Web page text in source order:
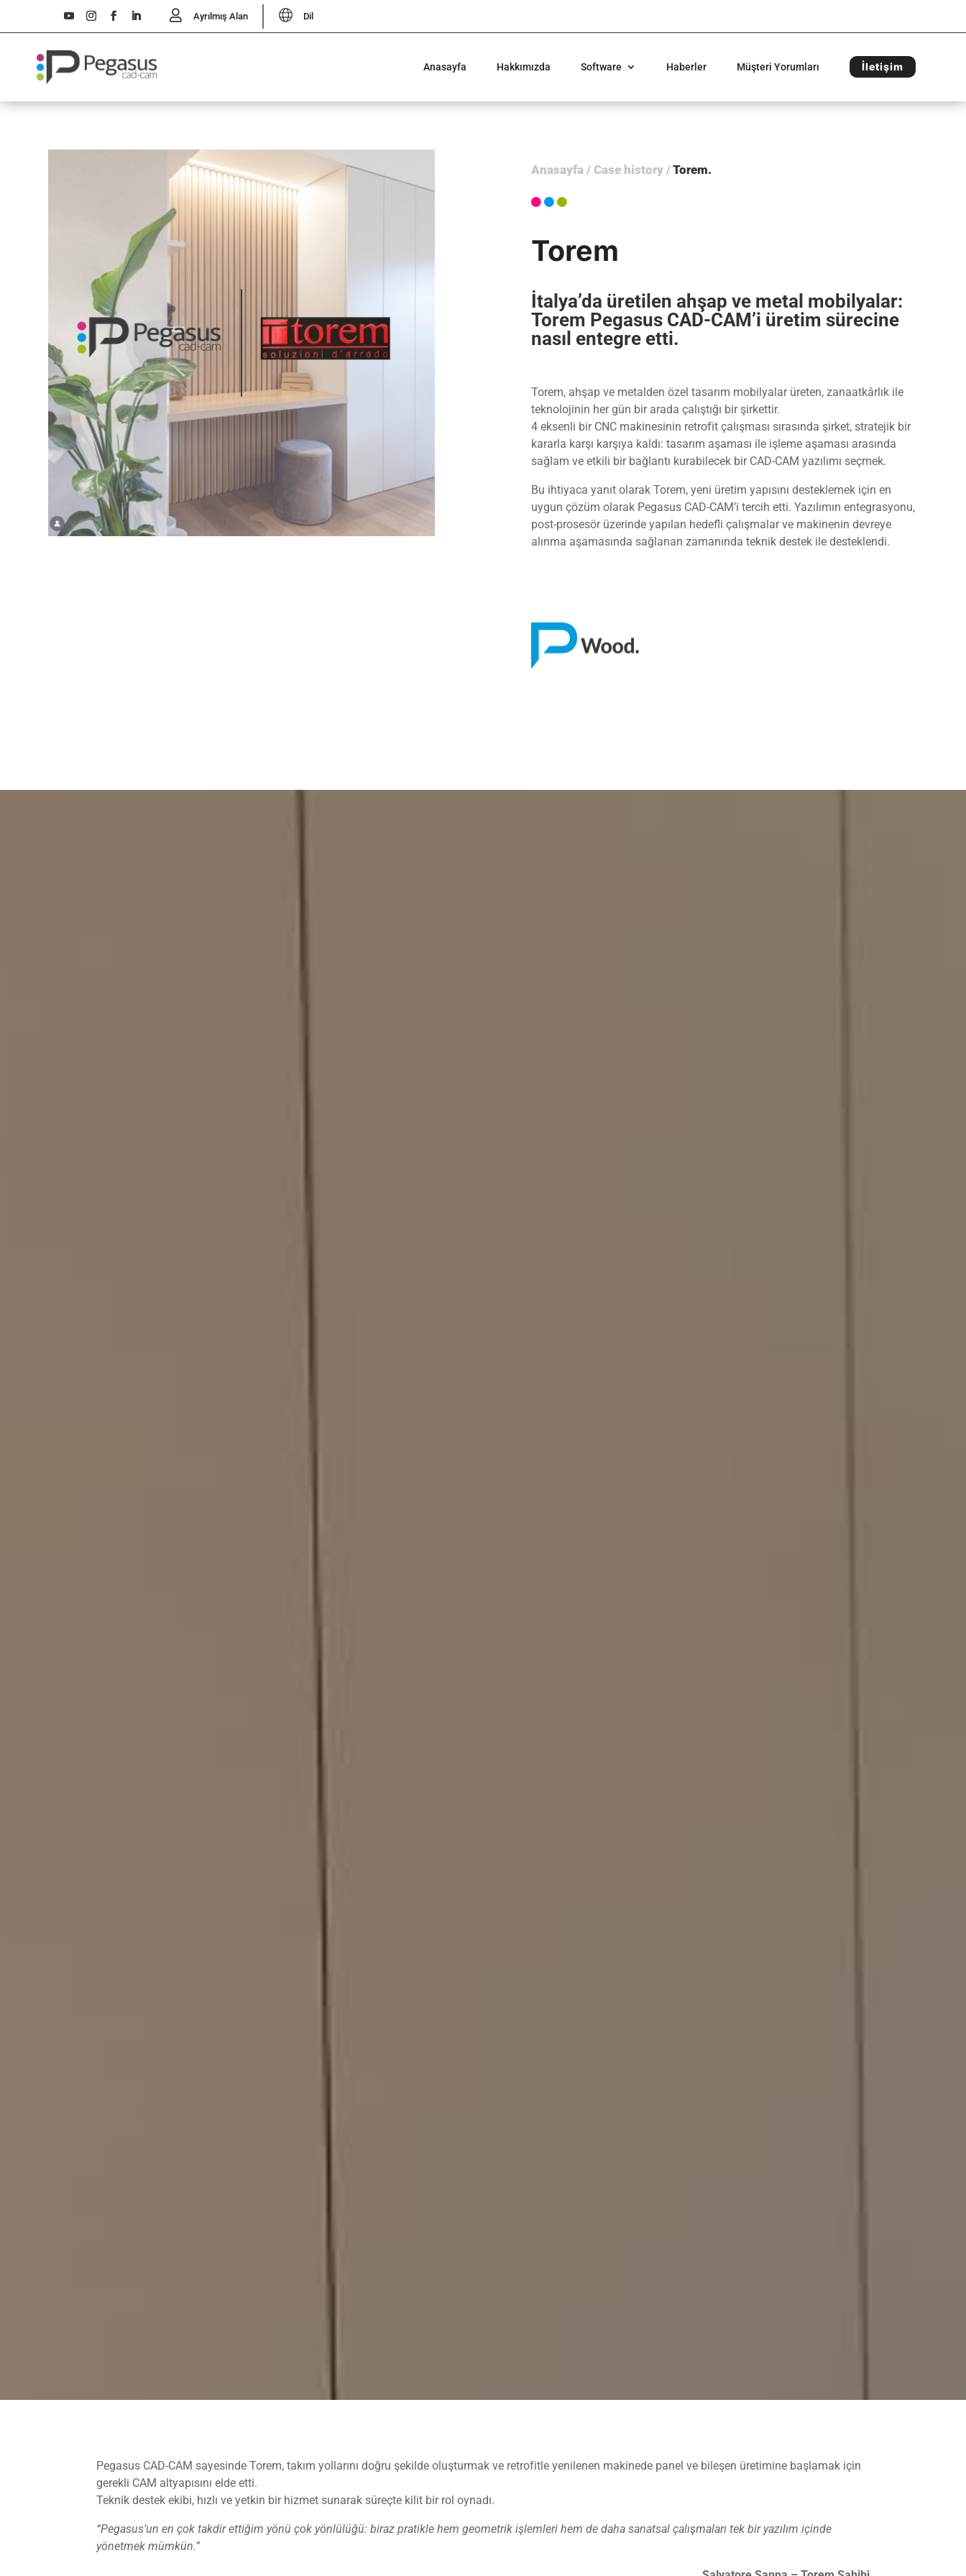
Ayrılmış Alan Dil
Türkçe
Anasayfa Hakkımızda Software Haberler Müşteri Yorumları İletişim
Anasayfa /Case history /Torem
Torem
İtalya’da üretilen ahşap ve metal mobilyalar:
Torem Pegasus CAD-CAM’i üretim sürecine
nasıl entegre etti.
Torem, ahşap ve metalden özel tasarım mobilyalar üreten, zanaatkârlık ile
teknolojinin her gün bir arada çalıştığı bir şirkettir.
4 eksenli bir CNC makinesinin retrofit çalışması sırasında şirket, stratejik bir
kararla karşı karşıya kaldı: tasarım aşaması ile işleme aşaması arasında
sağlam ve etkili bir bağlantı kurabilecek bir CAD-CAM yazılımı seçmek.
Bu ihtiyaca yanıt olarak Torem, yeni üretim yapısını desteklemek için en
uygun çözüm olarak Pegasus CAD-CAM’i tercih etti. Yazılımın entegrasyonu,
post-prosesör üzerinde yapılan hedefli çalışmalar ve makinenin devreye
alınma aşamasında sağlanan zamanında teknik destek ile desteklendi.
Pegasus CAD-CAM sayesinde Torem, takım yollarını doğru şekilde oluşturmak ve retrofitle yenilenen makinede panel ve bileşen üretimine başlamak için
gerekli CAM altyapısını elde etti.
Teknik destek ekibi, hızlı ve yetkin bir hizmet sunarak süreçte kilit bir rol oynadı.
“Pegasus’un en çok takdir ettiğim yönü çok yönlülüğü: biraz pratikle hem geometrik işlemleri hem de daha sanatsal çalışmaları tek bir yazılım içinde
yönetmek mümkün.”